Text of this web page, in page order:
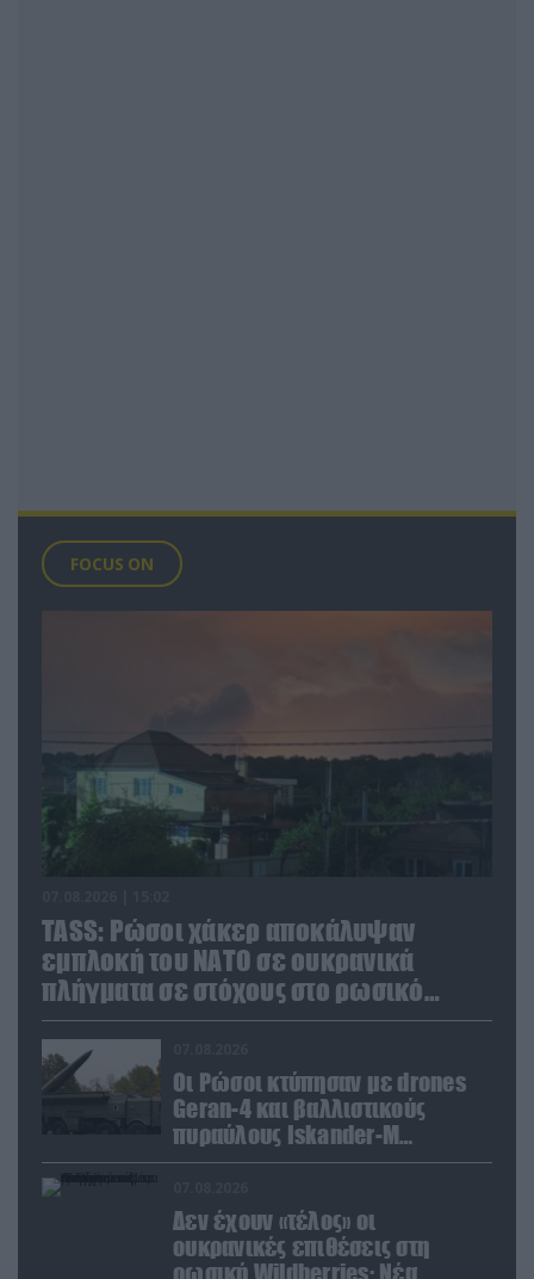
FOCUS ON
TASS: Ρώσοι χάκερ αποκάλυψαν
εμπλοκή του ΝΑΤΟ σε ουκρανικά
πλήγματα σε στόχους στο ρωσικό
έδαφος!
Οι Ρώσοι κτύπησαν με drones
Geran-4 και βαλλιστικούς
πυραύλους Iskander-M
ουκρανικό τρένο με
Δεν έχουν «τέλος» οι
ουκρανικές επιθέσεις στη
ρωσική Wildberries: Νέα